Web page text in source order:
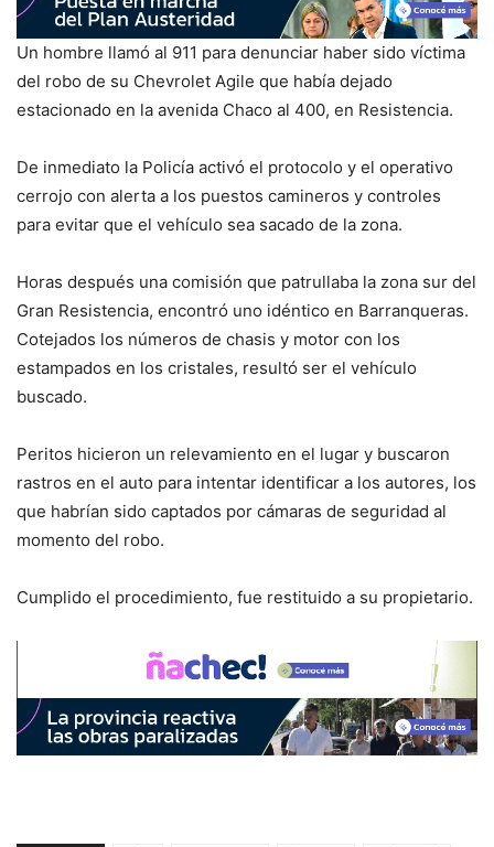
Un hombre llamó al 911 para denunciar haber sido víctima
del robo de su Chevrolet Agile que había dejado
estacionado en la avenida Chaco al 400, en Resistencia.
De inmediato la Policía activó el protocolo y el operativo
cerrojo con alerta a los puestos camineros y controles
para evitar que el vehículo sea sacado de la zona.
Horas después una comisión que patrullaba la zona sur del
Gran Resistencia, encontró uno idéntico en Barranqueras.
Cotejados los números de chasis y motor con los
estampados en los cristales, resultó ser el vehículo
buscado.
Peritos hicieron un relevamiento en el lugar y buscaron
rastros en el auto para intentar identificar a los autores, los
que habrían sido captados por cámaras de seguridad al
momento del robo.
Cumplido el procedimiento, fue restituido a su propietario.